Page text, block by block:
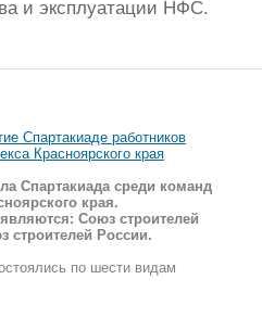
и эксплуатации НФС.
Спартакиаде работников
Красноярского края
Спартакиада среди команд
края.
Союз строителей
строителей России.
по шести видам